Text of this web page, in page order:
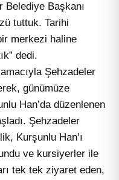
Belediye Başkanı
tuttuk. Tarihi
merkezi haline
dedi.
Şehzadeler
günümüze
Han’da düzenlenen
Şehzadeler
Kurşunlu Han’ı
ve kursiyerler ile
tek tek ziyaret eden,